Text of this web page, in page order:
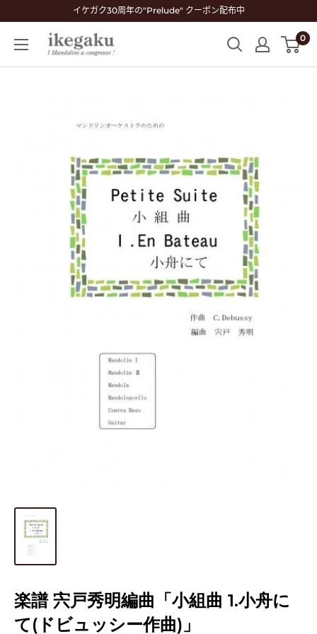
ン
イケガク30周年の"Prelude" クーポン配布中
Mandolin
&
0
楽譜 宍戸秀明編曲「小組曲 1.小舟に
て(ドビュッシー作曲)」